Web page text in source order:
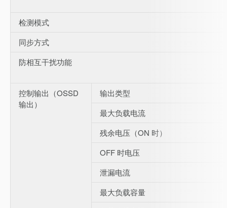
检测模式
同步方式
防相互干扰功能
控制输出（OSSD
输出）
输出类型
最大负载电流
残余电压（ON 时）
OFF 时电压
泄漏电流
最大负载容量